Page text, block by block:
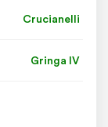
Crucianelli
Gringa IV